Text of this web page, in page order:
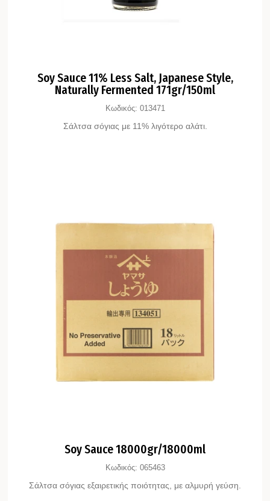
Soy Sauce 11% Less Salt, Japanese Style,
Naturally Fermented 171gr/150ml
Κωδικός: 013471
Σάλτσα σόγιας με 11% λιγότερο αλάτι.
Soy Sauce 18000gr/18000ml
Κωδικός: 065463
Σάλτσα σόγιας εξαιρετικής ποιότητας, με αλμυρή γεύση.